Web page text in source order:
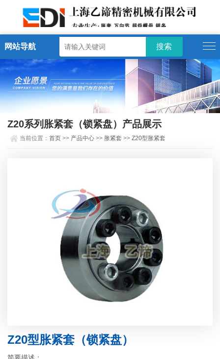
网站导航
Z20系列胀紧套（锁紧盘）产品展示
当前位置：首页 >> 产品中心 >> 胀紧套 >>Z20型胀紧套
Z20型胀紧套（锁紧盘）